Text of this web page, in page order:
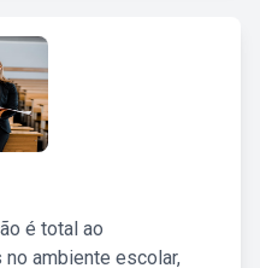
é total ao
ambiente escolar,